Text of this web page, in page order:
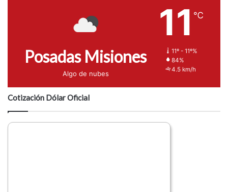
Posadas Misiones
Algo de nubes
11 ℃
11º - 11º%
84%
4.5 km/h
Cotización Dólar Oficial